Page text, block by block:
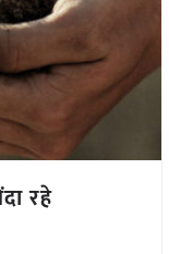
रहे